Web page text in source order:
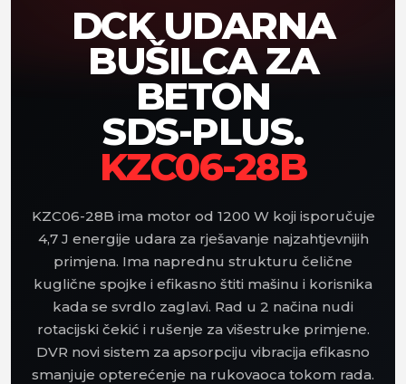
DCK UDARNA
BUŠILCA ZA
BETON
SDS-PLUS.
KZC06-28B
KZC06-28B ima motor od 1200 W koji isporučuje
4,7 J energije udara za rješavanje najzahtjevnijih
primjena. Ima naprednu strukturu čelične
kuglične spojke i efikasno štiti mašinu i korisnika
kada se svrdlo zaglavi. Rad u 2 načina nudi
rotacijski čekić i rušenje za višestruke primjene.
DVR novi sistem za apsorpciju vibracija efikasno
smanjuje opterećenje na rukovaoca tokom rada.